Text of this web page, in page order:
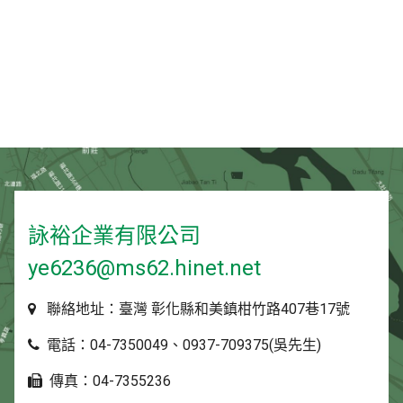
詠裕企業有限公司
ye6236@ms62.hinet.net
聯絡地址：臺灣 彰化縣和美鎮柑竹路407巷17號
電話：04-7350049、0937-709375(吳先生)
傳真：04-7355236